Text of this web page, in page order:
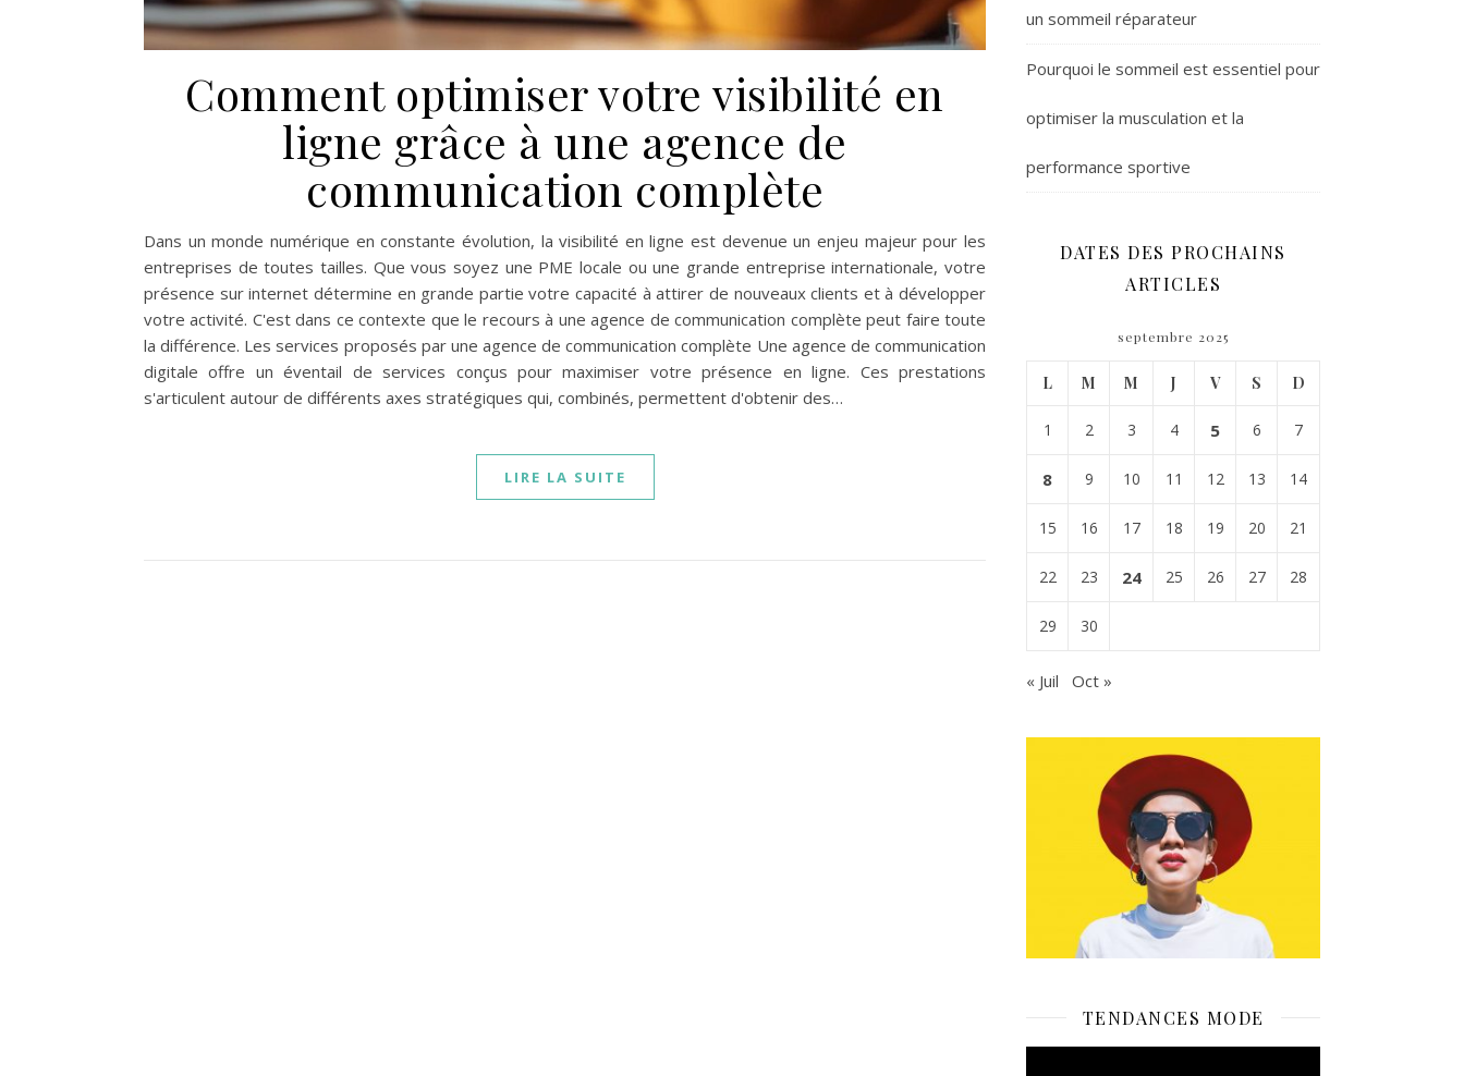
Comment optimiser votre visibilité en
ligne grâce à une agence de
communication complète
Dans un monde numérique en constante évolution, la visibilité en ligne est devenue un enjeu majeur pour les
entreprises de toutes tailles. Que vous soyez une PME locale ou une grande entreprise internationale, votre
présence sur internet détermine en grande partie votre capacité à attirer de nouveaux clients et à développer
votre activité. C'est dans ce contexte que le recours à une agence de communication complète peut faire toute
la différence. Les services proposés par une agence de communication complète Une agence de communication
digitale offre un éventail de services conçus pour maximiser votre présence en ligne. Ces prestations
s'articulent autour de différents axes stratégiques qui, combinés, permettent d'obtenir des…
LIRE LA SUITE
un sommeil réparateur
Pourquoi le sommeil est essentiel pour
optimiser la musculation et la
performance sportive
DATES DES PROCHAINS
ARTICLES
septembre 2025
L M M J V S D
1 2 3 4 5 6 7
8 9 10 11 12 13 14
15 16 17 18 19 20 21
22 23 24 25 26 27 28
29 30
« Juil Oct »
TENDANCES MODE